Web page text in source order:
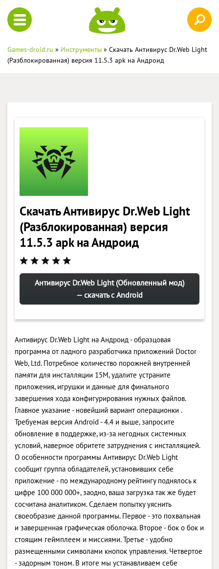
Games-droid.ru » Инструменты » Скачать Антивирус Dr.Web Light
(Разблокированная) версия 11.5.3 apk на Андроид
Скачать Антивирус Dr.Web Light
(Разблокированная) версия
11.5.3 apk на Андроид
Антивирус Dr.Web Light (Обновленный мод)
— скачать с Android
Антивирус Dr.Web Light на Андроид - образцовая
программа от ладного разработчика приложений Doctor
Web, Ltd. Потребное количество порожней внутренней
памяти для инсталляции 15M, удалите устраните
приложения, игрушки и данные для финального
завершения хода конфигурирования нужных файлов.
Главное указание - новейший вариант операционки .
Требуемая версия Android - 4.4 и выше, запросите
обновление в поддержке, из-за негодных системных
условий, наверное обритете затруднения с инсталляцией.
О особенности программы Антивирус Dr.Web Light
сообщит группа обладателей, установивших себе
приложение - по международному рейтингу поднялось к
цифре 100 000 000+, заодно, ваша загрузка так же будет
сосчитана аналитиком. Сделаем попытку уяснить
своеобразие данной программы. Первое - это похвальная
и завершенная графическая оболочка. Второе - бок о бок и
стоящим геймплеем и миссиями. Третье - удобно
размещенными символами кнопок управления. Четвертое
- задорным тоном. В итоге мы устанавливаем себе